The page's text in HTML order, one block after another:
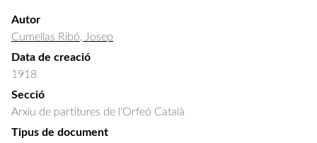
Autor
Cumellas Ribó, Josep
Data de creació
1918
Secció
Arxiu de partitures de l'Orfeó Català
Tipus de document